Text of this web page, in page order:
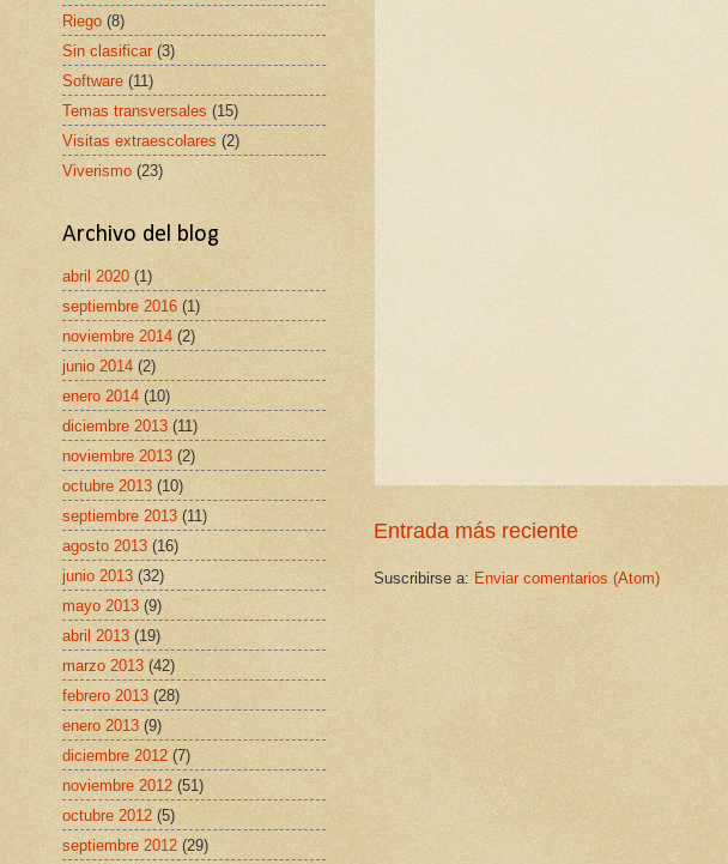
Entrada más reciente
Suscribirse a: Enviar comentarios (Atom)
Riego (8)
Sin clasificar (3)
Software (11)
Temas transversales (15)
Visitas extraescolares (2)
Viverismo (23)
Archivo del blog
abril 2020 (1)
septiembre 2016 (1)
noviembre 2014 (2)
junio 2014 (2)
enero 2014 (10)
diciembre 2013 (11)
noviembre 2013 (2)
octubre 2013 (10)
septiembre 2013 (11)
agosto 2013 (16)
junio 2013 (32)
mayo 2013 (9)
abril 2013 (19)
marzo 2013 (42)
febrero 2013 (28)
enero 2013 (9)
diciembre 2012 (7)
noviembre 2012 (51)
octubre 2012 (5)
septiembre 2012 (29)